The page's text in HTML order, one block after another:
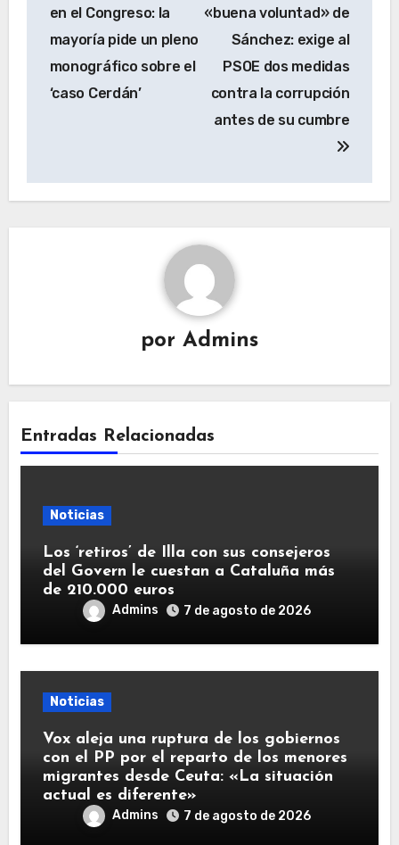
entradas
en el Congreso: la
mayoría pide un pleno
monográfico sobre el
‘caso Cerdán’
«buena voluntad» de
Sánchez: exige al
PSOE dos medidas
contra la corrupción
antes de su cumbre
por Admins
Entradas Relacionadas
Noticias
Los ‘retiros’ de Illa con sus consejeros
del Govern le cuestan a Cataluña más
de 210.000 euros
Admins 7 de agosto de 2026
Noticias
Vox aleja una ruptura de los gobiernos
con el PP por el reparto de los menores
migrantes desde Ceuta: «La situación
actual es diferente»
Admins 7 de agosto de 2026